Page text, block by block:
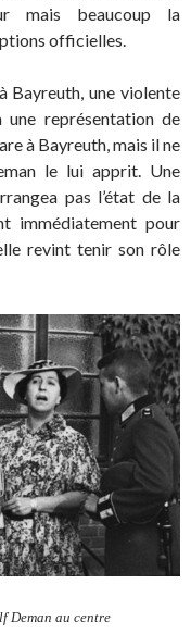
mais beaucoup la
officielles.
Bayreuth, une violente
une représentation de
à Bayreuth, mais il ne
le lui apprit. Une
pas l’état de la
immédiatement pour
revint tenir son rôle
Deman au centre